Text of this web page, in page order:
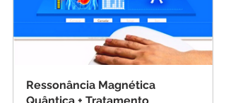
Ressonância Magnética